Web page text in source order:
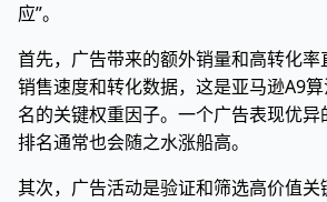
应”。
首先，广告带来的额外销量和高转化
销售速度和转化数据，这是亚马逊A9
名的关键权重因子。一个广告表现优
排名通常也会随之水涨船高。
其次，广告活动是验证和筛选高价值关